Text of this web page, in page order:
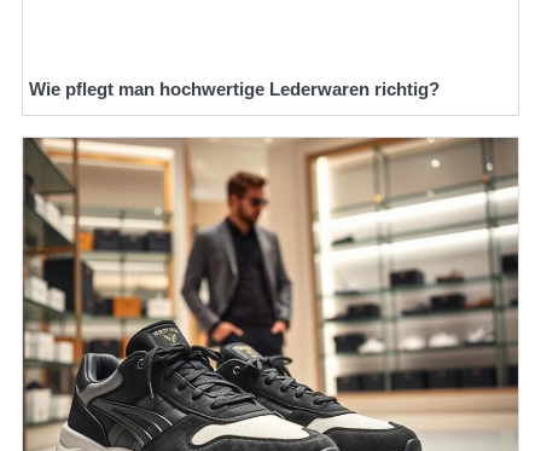
Wie pflegt man hochwertige Lederwaren richtig?